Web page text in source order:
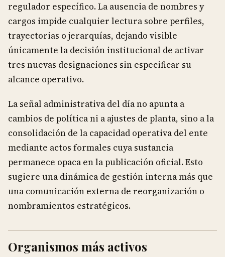
regulador específico. La ausencia de nombres y
cargos impide cualquier lectura sobre perfiles,
trayectorias o jerarquías, dejando visible
únicamente la decisión institucional de activar
tres nuevas designaciones sin especificar su
alcance operativo.
La señal administrativa del día no apunta a
cambios de política ni a ajustes de planta, sino a la
consolidación de la capacidad operativa del ente
mediante actos formales cuya sustancia
permanece opaca en la publicación oficial. Esto
sugiere una dinámica de gestión interna más que
una comunicación externa de reorganización o
nombramientos estratégicos.
Organismos más activos